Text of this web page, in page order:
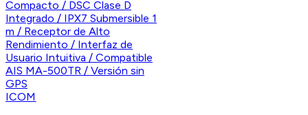
ICOM